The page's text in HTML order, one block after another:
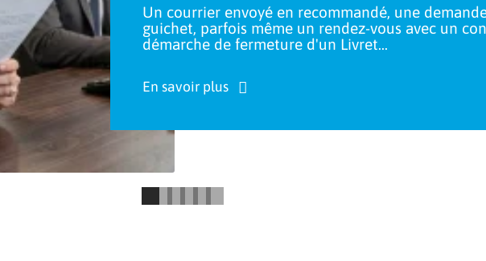
Un courrier envoyé en recommandé, une
guichet, parfois même un rendez-vous avec un
démarche de fermeture d'un Livret…
En savoir plus